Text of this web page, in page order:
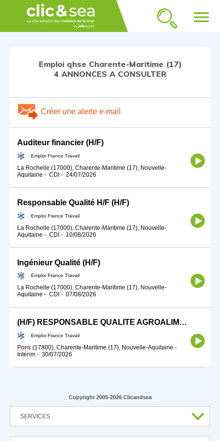
menu
Emploi qhse Charente-Maritime (17)
4 ANNONCES A CONSULTER
Créer une alerte e-mail
Auditeur financier (H/F)
Emploi France Travail
La Rochelle (17000), Charente-Maritime (17), Nouvelle-
Aquitaine - CDI - 24/07/2026
Responsable Qualité H/F (H/F)
Emploi France Travail
La Rochelle (17000), Charente-Maritime (17), Nouvelle-
Aquitaine - CDI - 10/08/2026
Ingénieur Qualité (H/F)
Emploi France Travail
La Rochelle (17000), Charente-Maritime (17), Nouvelle-
Aquitaine - CDI - 07/08/2026
(H/F) RESPONSABLE QUALITE AGROALIMENTAIRE
Emploi France Travail
Pons (17800), Charente-Maritime (17), Nouvelle-Aquitaine -
Intérim - 30/07/2026
Copyright 2005-2026 Clicandsea
SERVICES